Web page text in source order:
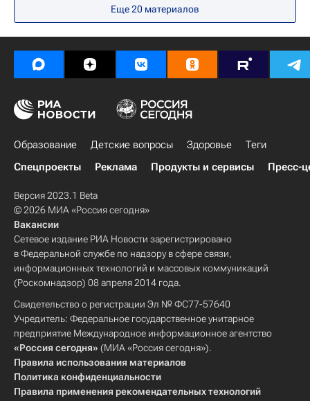
Еще 20 материалов
Образование Детские вопросы Здоровье
Теги
Спецпроекты
Реклама Продукты и сервисы Пресс-
Версия 2023.1 Beta
© 2026 МИА «Россия сегодня»
Вакансии
Сетевое издание РИА Новости зарегистрировано
в Федеральной службе по надзору в сфере связи,
информационных технологий и массовых коммуникаций
(Роскомнадзор) 08 апреля 2014 года.
Свидетельство о регистрации Эл № ФС77-57640
Учредитель: Федеральное государственное унитарное
предприятие Международное информационное агентство
«Россия сегодня» (МИА «Россия сегодня»).
Правила использования материалов
Политика конфиденциальности
Правила применения рекомендательных технологий